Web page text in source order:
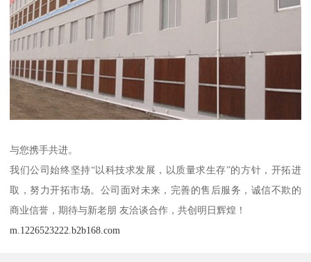
与您携手共进。
我们公司始终坚持“以科技求发展，以质量求生存”的方针，开拓进
取，努力开拓市场。公司面对未来，完善的售后服务，诚信不欺的
商业信誉，期待与新老朋 友洽谈合作，共创明日辉煌！
m.1226523222.b2b168.com